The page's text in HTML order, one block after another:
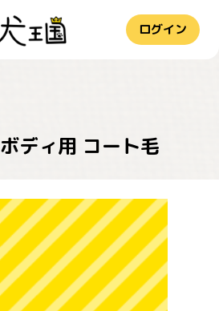
ログイン
ディ用 コート毛